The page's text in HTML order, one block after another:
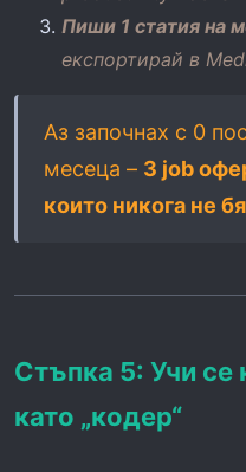
Пиши 1 статия на
експортирай в
Аз започнах с 0
месеца – 3 job
които никога не
Стъпка 5: Учи се
като „кодер“